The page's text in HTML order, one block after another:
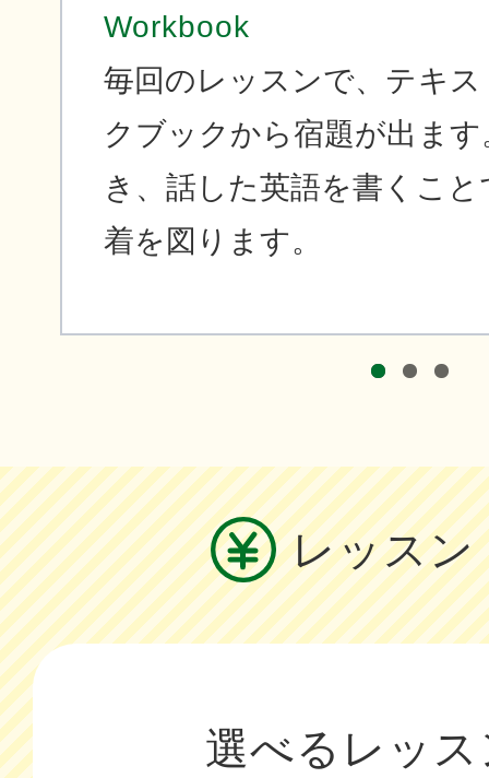
Workbook
毎回のレッスンで、テキ
クブックから宿題が出ま
き、話した英語を書くこ
着を図ります。
レッスン
選べるレッ